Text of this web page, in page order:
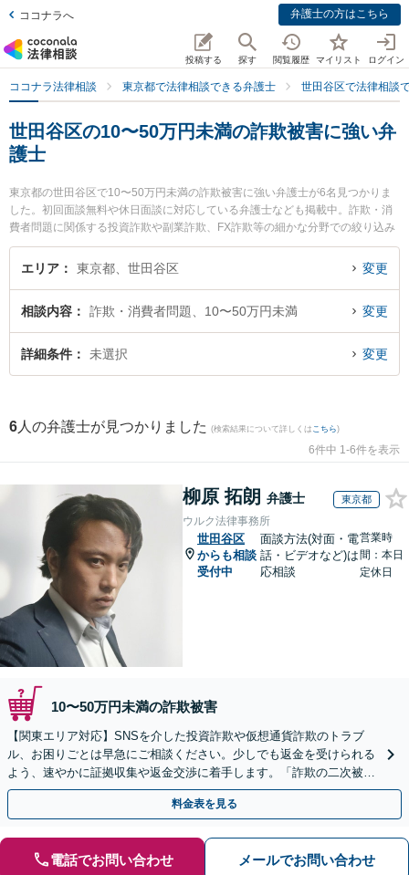
ココナラへ 弁護士の方はこちら
投稿する 探す 閲覧履歴 マイリスト ログイン
ココナラ法律相談 東京都で法律相談できる弁護士 世田谷区で法律相談
世田谷区の10〜50万円未満の詐欺被害に強い弁
護士
東京都の世田谷区で10〜50万円未満の詐欺被害に強い弁護士が6名見つかりま
した。初回面談無料や休日面談に対応している弁護士なども掲載中。詐欺・消
費者問題に関係する投資詐欺や副業詐欺、FX詐欺等の細かな分野での絞り込み
検索もでき便利です。特に千歳烏山法律事務所の松宮 英人弁護士や弁護士法人
東京あすなろ法律事務所の横溝 秀明弁護士、世田谷国際法律事務所の佐藤 聖也
に弁護士に相談したい』『10〜50万円未満の詐欺被害のトラブル解決の実績豊
富な近くの弁護士を検索したい』『初回相談無料で10〜50万円未満の詐欺被害
を法律相談できる世田谷区内の弁護士に相談予約したい』などでお困りの相談
エリア 東京都、世田谷区 変更
相談内容 詐欺・消費者問題、10〜50万円未満 変更
詳細条件 未選択 変更
6 人の弁護士が見つかりました (検索結果について詳しくは こちら)
6件中 1-6件を表示
柳原 拓朗 弁護士 東京都
ウルク法律事務所
世田谷区
からも相談
受付中
面談方法(対面・電
話・ビデオなど)は
応相談
営業時
間：本日
定休日
10〜50万円未満の詐欺被害
【関東エリア対応】SNSを介した投資詐欺や仮想通貨詐欺のトラブ
ル、お困りごとは早急にご相談ください。少しでも返金を受けられる
よう、速やかに証拠収集や返金交渉に着手します。「詐欺の二次被
害」のご相談も対応します【初回相談無料】【Web相談可】
料金表を見る
電話でお問い合わせ メールでお問い合わせ